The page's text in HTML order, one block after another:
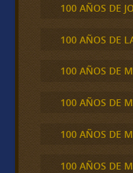
100 AÑOS DE
100 AÑOS DE
100 AÑOS DE
100 AÑOS DE
100 AÑOS DE
100 AÑOS DE